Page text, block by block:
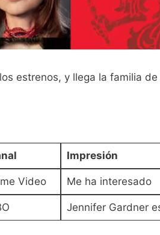
estrenos, y llega la familia de
Impresión
Video Me ha interesado
Jennifer Gardner